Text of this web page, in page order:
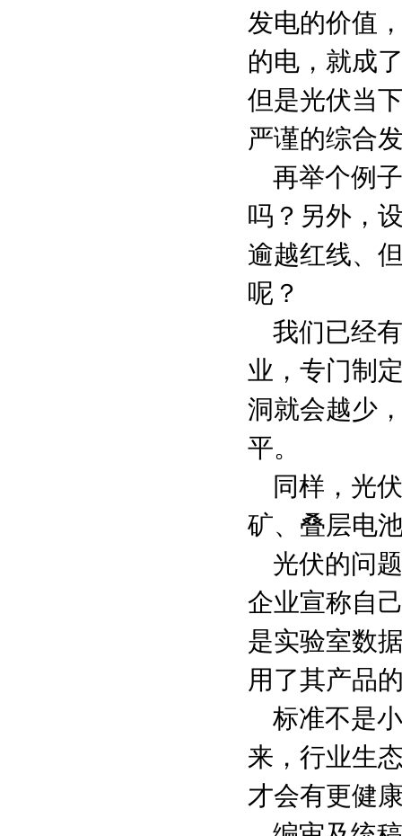
发电的价值
的电，就成
但是光伏当
严谨的综合
再举个例
吗？另外，
逾越红线、
呢？
我们已经
业，专门制
洞就会越少
平。
同样，光
矿、叠层电
光伏的问
企业宣称自
是实验室数
用了其产品
标准不是
来，行业生
才会有更健